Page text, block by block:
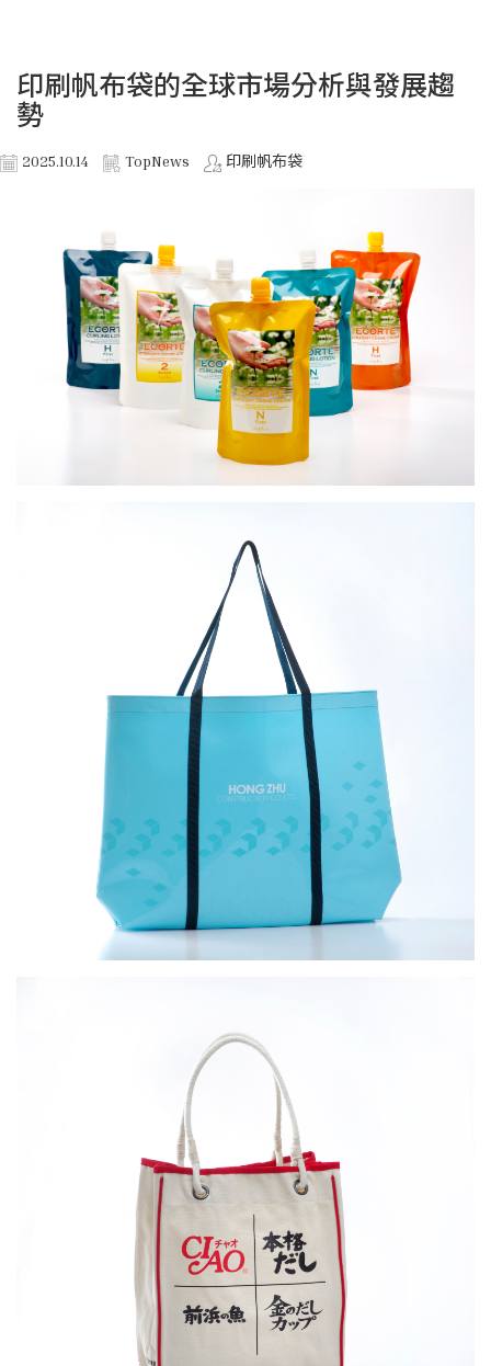
印刷帆布袋的全球市場分析與發展趨
勢
2025.10.14 TopNews 印刷帆布袋